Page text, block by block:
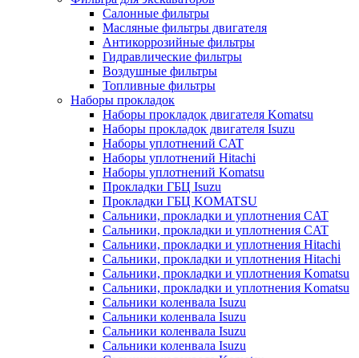
Салонные фильтры
Масляные фильтры двигателя
Антикоррозийные фильтры
Гидравлические фильтры
Воздушные фильтры
Топливные фильтры
Наборы прокладок
Наборы прокладок двигателя Komatsu
Наборы прокладок двигателя Isuzu
Наборы уплотнений CAT
Наборы уплотнений Hitachi
Наборы уплотнений Komatsu
Прокладки ГБЦ Isuzu
Прокладки ГБЦ KOMATSU
Сальники, прокладки и уплотнения CAT
Сальники, прокладки и уплотнения CAT
Сальники, прокладки и уплотнения Hitachi
Сальники, прокладки и уплотнения Hitachi
Сальники, прокладки и уплотнения Komatsu
Сальники, прокладки и уплотнения Komatsu
Сальники коленвала Isuzu
Сальники коленвала Isuzu
Сальники коленвала Isuzu
Сальники коленвала Isuzu